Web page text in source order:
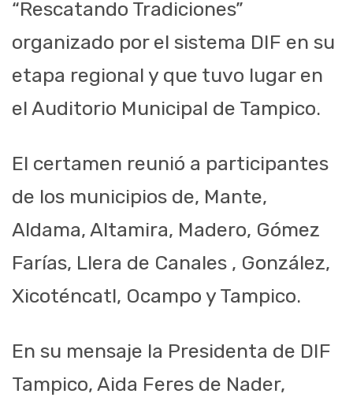
“Rescatando Tradiciones”
organizado por el sistema DIF en su
etapa regional y que tuvo lugar en
el Auditorio Municipal de Tampico.
El certamen reunió a participantes
de los municipios de, Mante,
Aldama, Altamira, Madero, Gómez
Farías, Llera de Canales , González,
Xicoténcatl, Ocampo y Tampico.
En su mensaje la Presidenta de DIF
Tampico, Aida Feres de Nader,